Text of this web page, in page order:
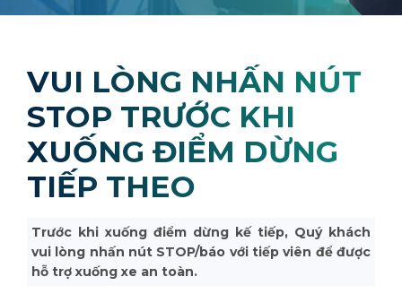
VUI LÒNG NHẤN NÚT
STOP TRƯỚC KHI
XUỐNG ĐIỂM DỪNG
TIẾP THEO
Trước khi xuống điểm dừng kế tiếp, Quý khách
vui lòng nhấn nút STOP/báo với tiếp viên để được
hỗ trợ xuống xe an toàn.